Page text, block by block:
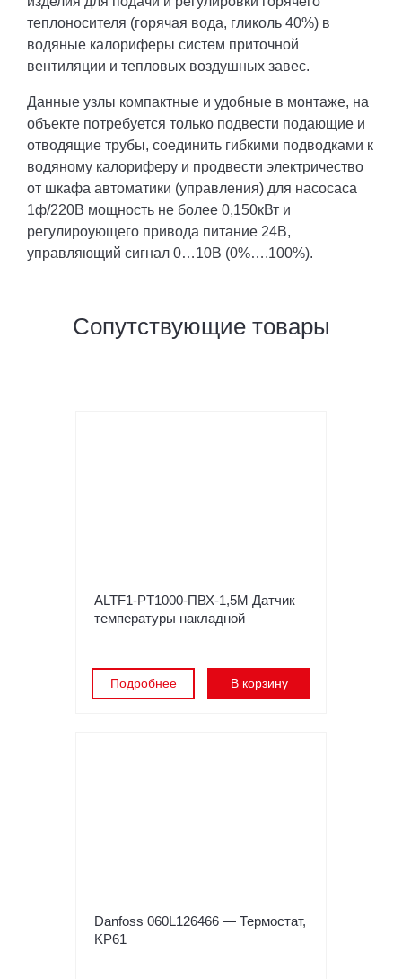
теплоносителя (горячая вода, гликоль 40%) в
водяные калориферы систем приточной
вентиляции и тепловых воздушных завес.
Данные узлы компактные и удобные в монтаже, на
объекте потребуется только подвести подающие и
отводящие трубы, соединить гибкими подводками к
водяному калориферу и продвести электричество
от шкафа автоматики (управления) для насосаса
1ф/220В мощность не более 0,150кВт и
регулироующего привода питание 24В,
управляющий сигнал 0…10В (0%….100%).
Сопутствующие товары
ALTF1-PT1000-ПВХ-1,5M Датчик
температуры накладной
Подробнее В корзину
Danfoss 060L126466 — Термостат,
KP61